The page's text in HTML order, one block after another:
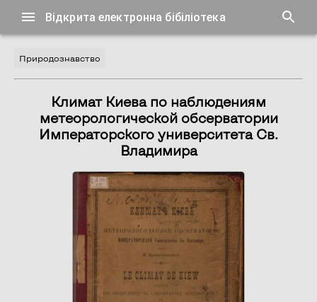
Відкрита електронна бібіліотека
Природознавство
Климат Киева по наблюдениям
метеорологической обсерватории
Императорского университета Св.
Владимира